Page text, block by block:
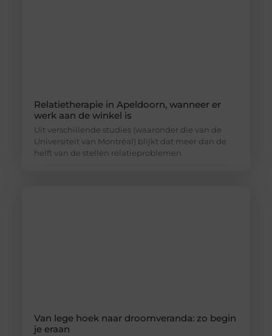
Relatietherapie in Apeldoorn, wanneer er
werk aan de winkel is
Uit verschillende studies (waaronder die van de
Universiteit van Montréal) blijkt dat meer dan de
helft van de stellen relatieproblemen
Van lege hoek naar droomveranda: zo begin
je eraan